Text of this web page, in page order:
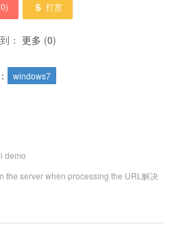
0) 打赏
： 更多 (0)
windows7
demo
the server when processing the URL解决